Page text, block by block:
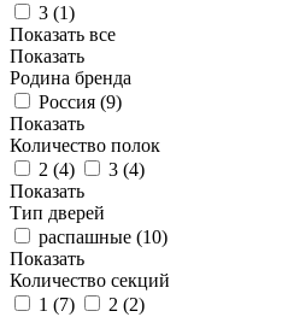
3 (1)
Показать все
Показать
Родина бренда
Россия (9)
Показать
Количество полок
2 (4) 3 (4)
Показать
Тип дверей
распашные (10)
Показать
Количество секций
1 (7) 2 (2)